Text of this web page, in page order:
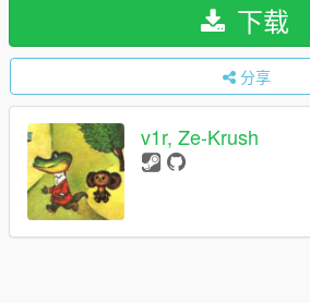
下载
分享
v1r, Ze-Krush